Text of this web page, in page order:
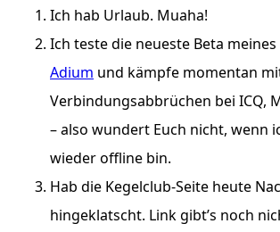
Ich hab Urlaub. Muaha!
Ich teste die neueste Beta
Adium und kämpfe momentan
Verbindungsabbrüchen bei ICQ,
– also wundert Euch nicht, wenn
wieder offline bin.
Hab die Kegelclub-Seite heute
hingeklatscht. Link gibt’s noch